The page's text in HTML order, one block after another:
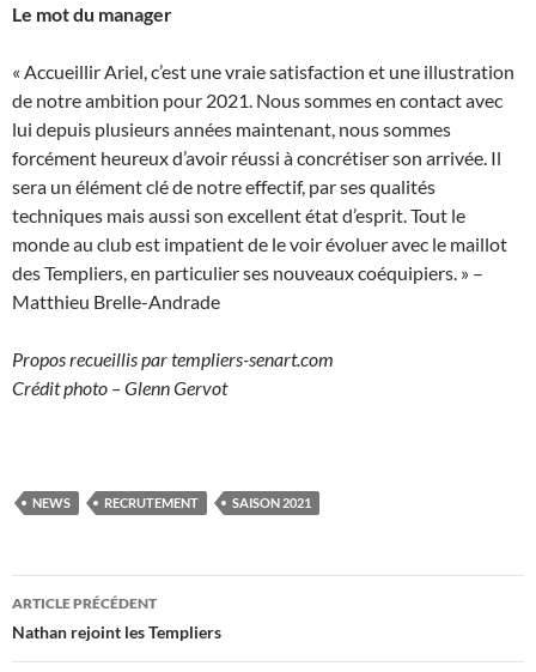
Le mot du manager
« Accueillir Ariel, c’est une vraie satisfaction et une illustration
de notre ambition pour 2021. Nous sommes en contact avec
lui depuis plusieurs années maintenant, nous sommes
forcément heureux d’avoir réussi à concrétiser son arrivée. Il
sera un élément clé de notre effectif, par ses qualités
techniques mais aussi son excellent état d’esprit. Tout le
monde au club est impatient de le voir évoluer avec le maillot
des Templiers, en particulier ses nouveaux coéquipiers. » –
Matthieu Brelle-Andrade
Propos recueillis par templiers-senart.com
Crédit photo – Glenn Gervot
NEWS RECRUTEMENT SAISON 2021
Navigation
des
ARTICLE PRÉCÉDENT
Nathan rejoint les Templiers